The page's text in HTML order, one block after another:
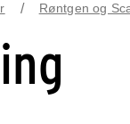
Røntgen og